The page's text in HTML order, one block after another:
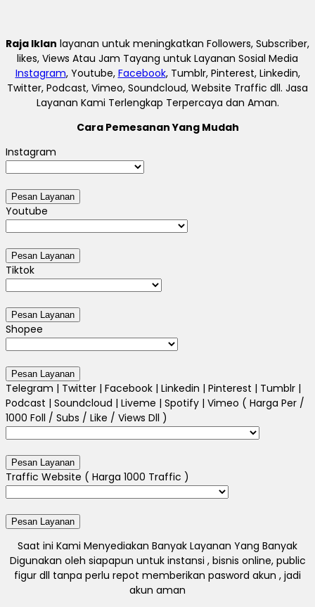
Raja Iklan layanan untuk meningkatkan Followers, Subscriber,
likes, Views Atau Jam Tayang untuk Layanan Sosial Media
Instagram, Youtube, Facebook, Tumblr, Pinterest, Linkedin,
Twitter, Podcast, Vimeo, Soundcloud, Website Traffic dll. Jasa
Layanan Kami Terlengkap Terpercaya dan Aman.
Cara Pemesanan Yang Mudah
Instagram
Youtube
Tiktok
Shopee
Telegram | Twitter | Facebook | Linkedin | Pinterest | Tumblr |
Podcast | Soundcloud | Liveme | Spotify | Vimeo ( Harga Per /
1000 Foll / Subs / Like / Views Dll )
Traffic Website ( Harga 1000 Traffic )
Saat ini Kami Menyediakan Banyak Layanan Yang Banyak
Digunakan oleh siapapun untuk instansi , bisnis online, public
figur dll tanpa perlu repot memberikan pasword akun , jadi
akun aman